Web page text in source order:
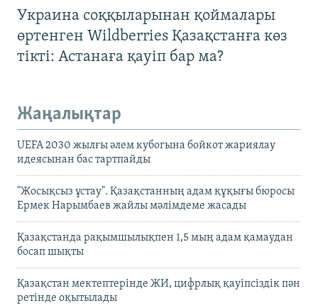
Украина соққыларынан қоймалары
өртенген Wildberries Қазақстанға көз
тікті: Астанаға қауіп бар ма?
Жаңалықтар
UEFA 2030 жылғы әлем кубогына бойкот жариялау
идеясынан бас тартпайды
"Жосықсыз ұстау". Қазақстанның адам құқығы бюросы
Ермек Нарымбаев жайлы мәлімдеме жасады
Қазақстанда рақымшылықпен 1,5 мың адам қамаудан
босап шықты
Қазақстан мектептерінде ЖИ, цифрлық қауіпсіздік пән
ретінде оқытылады